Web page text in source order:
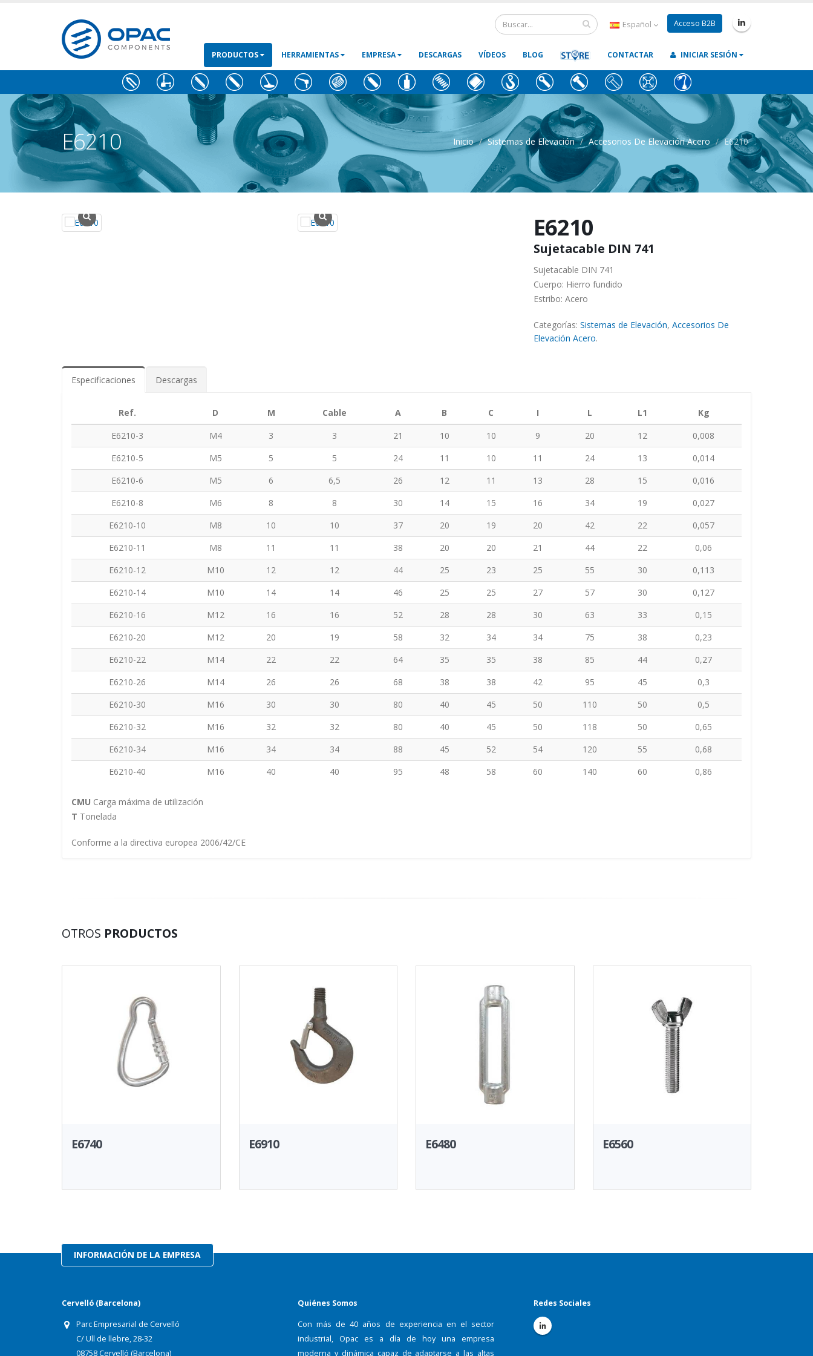
Español Acceso B2B
PRODUCTOS HERRAMIENTAS EMPRESA DESCARGAS VÍDEOS BLOG CONTACTAR INICIAR SESIÓN
E6210 Inicio Sistemas de Elevación Accesorios De Elevación Acero E6210
E6210
Sujetacable DIN 741
Sujetacable DIN 741
Cuerpo: Hierro fundido
Estribo: Acero
Categorías: Sistemas de Elevación, Accesorios De
Elevación Acero.
Especificaciones Descargas
Ref. D M Cable A B C I L L1
Kg
E6210-3
M4 3 3 21 10 10 9 20 12
0,008
E6210-5
M5 5 5 24 11 10 11 24 13
0,014
E6210-6
M5 6 6,5 26 12 11 13 28 15
0,016
E6210-8
M6 8 8 30 14 15 16 34 19
0,027
E6210-10
M8 10 10 37 20 19 20 42 22
0,057
E6210-11
M8 11 11 38 20 20 21 44 22
0,06
E6210-12
M10 12 12 44 25 23 25 55 30
0,113
E6210-14
M10 14 14 46 25 25 27 57 30
0,127
E6210-16
M12 16 16 52 28 28 30 63 33
0,15
E6210-20
M12 20 19 58 32 34 34 75 38
0,23
E6210-22
M14 22 22 64 35 35 38 85 44
0,27
E6210-26
M14 26 26 68 38 38 42 95 45
0,3
E6210-30
M16 30 30 80 40 45 50 110 50
0,5
E6210-32
M16 32 32 80 40 45 50 118 50
0,65
E6210-34
M16 34 34 88 45 52 54 120 55
0,68
E6210-40
M16 40 40 95 48 58 60 140 60 0,86
CMU Carga máxima de utilización
T Tonelada
Conforme a la directiva europea 2006/42/CE
OTROS PRODUCTOS
E6740 E6910 E6480 E6560
INFORMACIÓN DE LA EMPRESA
Cervelló (Barcelona)
Parc Empresarial de Cervelló
C/ Ull de llebre, 28-32
08758 Cervelló (Barcelona)
Quiénes Somos
Con más de 40 años de experiencia en el sector
industrial, Opac es a día de hoy una empresa
moderna y dinámica capaz de adaptarse a las altas
Redes Sociales